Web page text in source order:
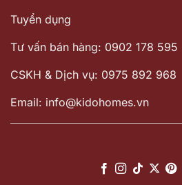
Tuyển dụng
Tư vấn bán hàng: 0902 178 595
CSKH & Dịch vụ: 0975 892 968
Email: info@kidohomes.vn